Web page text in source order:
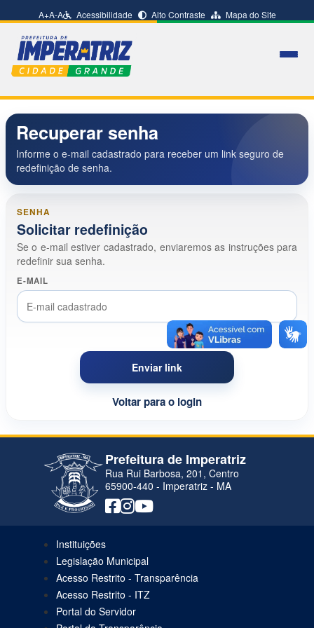
A+A-A Acessibilidade Alto Contraste Mapa do Site
Recuperar senha
Informe o e-mail cadastrado para receber um link seguro de
redefinição de senha.
SENHA
Solicitar redefinição
Se o e-mail estiver cadastrado, enviaremos as instruções para
redefinir sua senha.
E-MAIL
Enviar link
Voltar para o login
Prefeitura de Imperatriz
Rua Rui Barbosa, 201, Centro
65900-440 - Imperatriz - MA
Instituições
Legislação Municipal
Acesso Restrito - Transparência
Acesso Restrito - ITZ
Portal do Servidor